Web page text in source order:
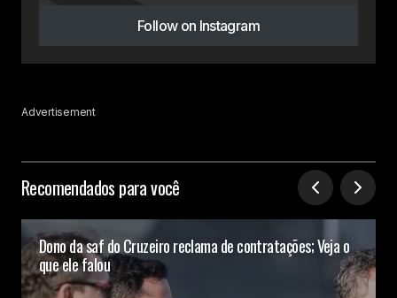
Follow on Instagram
Advertisement
Recomendados para você
Dono da saf do Cruzeiro reclama de contratações; Veja o
que ele falou